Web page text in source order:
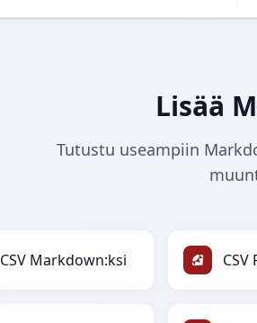
Lisää
Tutustu useampiin
CSV Markdown:ksi CSV